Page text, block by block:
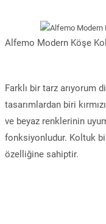
Alfemo Modern Köşe
Farklı bir tarz arıyorum
tasarımlardan biri
ve beyaz renklerinin
fonksiyonludur. Koltuk
özelliğine sahiptir.